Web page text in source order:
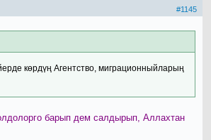
#1145
көрдүң Агентство, миграционныйларың
барып дем салдырып, Аллахтан